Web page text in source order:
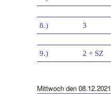
8.) 3
9.) 2 + SZ
Mittwoch den 08.12.2021